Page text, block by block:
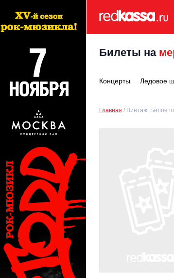
Билеты на
Концерты Ледовое
Главная Винтаж. Белое